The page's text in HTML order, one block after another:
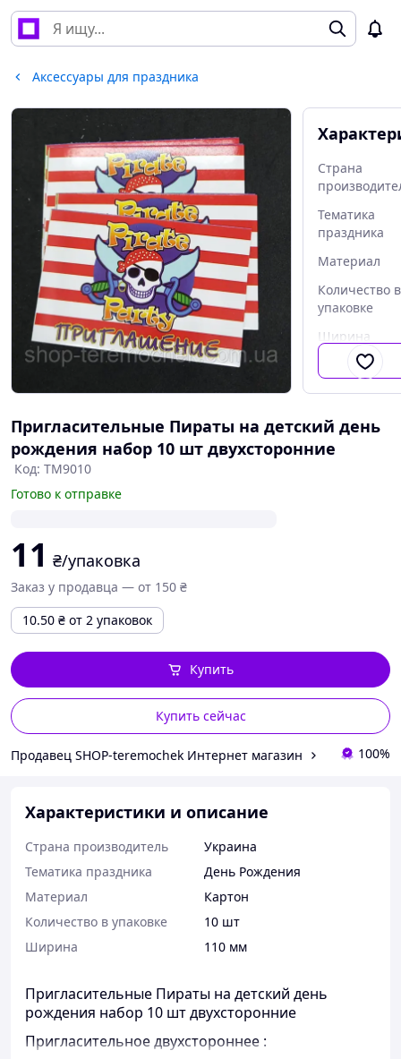
Аксессуары для праздника
Страна
Тематика
праздника
Материал
Количество в
упаковке
Ширина
Пригласительные Пираты на детский день
рождения набор 10 шт двухсторонние
Код: TM9010
Готово к отправке
11 ₴/упаковка
Заказ у продавца — от 150 ₴
10.50 ₴ от 2 упаковок
Купить сейчас
Купить
Продавец SHOP-teremochek Интернет магазин 100%
Характеристики и описание
Страна производитель
Украина
Тематика праздника
День Рождения
Материал
Картон
Количество в упаковке
10 шт
Ширина
110 мм
Пригласительные Пираты на детский день
рождения набор 10 шт двухсторонние
Пригласительное двухстороннее :